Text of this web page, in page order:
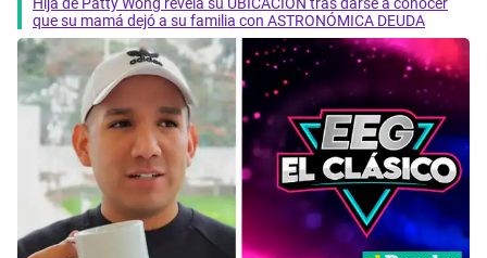
que su mamá dejó a su familia con ASTRONÓMICA DEUDA